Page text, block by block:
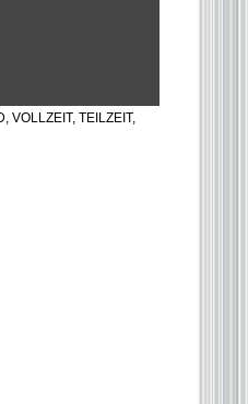
VOLLZEIT, TEILZEIT,